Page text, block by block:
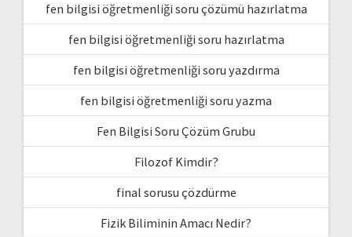
fen bilgisi öğretmenliği soru çözümü hazırlatma
fen bilgisi öğretmenliği soru hazırlatma
fen bilgisi öğretmenliği soru yazdırma
fen bilgisi öğretmenliği soru yazma
Fen Bilgisi Soru Çözüm Grubu
Filozof Kimdir?
final sorusu çözdürme
Fizik Biliminin Amacı Nedir?